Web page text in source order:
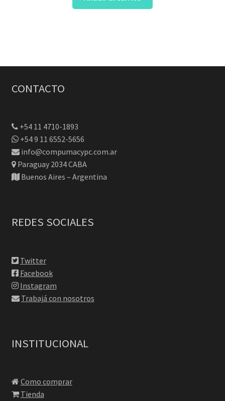
CONTACTO
+54 11 4710-1893
+54 9 11 6552-5656
info@compumacypc.com.ar
Paraguay 2034 CABA
Buenos Aires – Argentina
REDES SOCIALES
Twitter
Facebook
Instagram
Trabajá con nosotros
INSTITUCIONAL
Como comprar
Tienda